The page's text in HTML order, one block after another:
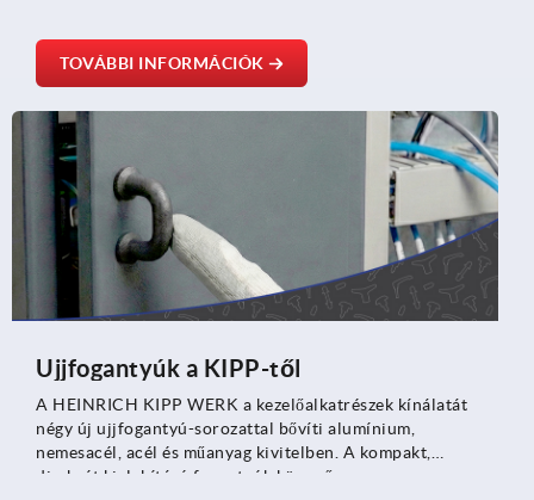
TOVÁBBI INFORMÁCIÓK
Ujjfogantyúk a KIPP-től
A HEINRICH KIPP WERK a kezelőalkatrészek kínálatát
négy új ujjfogantyú-sorozattal bővíti alumínium,
nemesacél, acél és műanyag kivitelben. A kompakt,
diszkrét kialakítású fogantyúk könnyű